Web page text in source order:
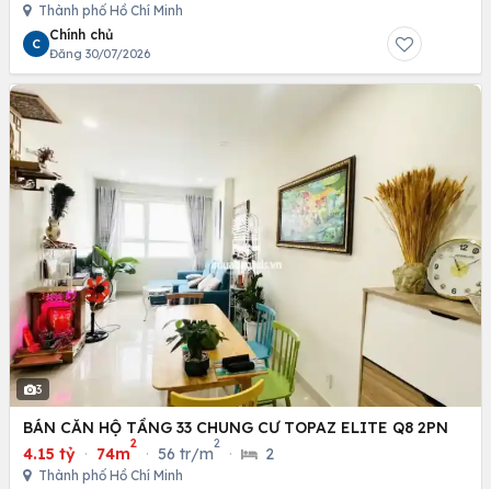
Thành phố Hồ Chí Minh
C
Chính chủ
Đăng 30/07/2026
3
BÁN CĂN HỘ TẦNG 33 CHUNG CƯ TOPAZ ELITE Q8 2PN
4.15 tỷ · 74m
2
· 56 tr/m
2
· 2
Thành phố Hồ Chí Minh